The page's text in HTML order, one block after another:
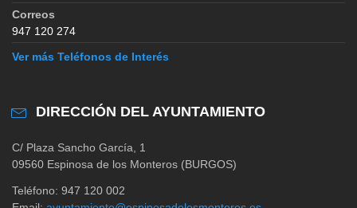
Correos
947 120 274
Ver más Teléfonos de Interés
DIRECCIÓN DEL AYUNTAMIENTO
C/ Plaza Sancho García, 1
09560 Espinosa de los Monteros (BURGOS)
Teléfono: 947 120 002